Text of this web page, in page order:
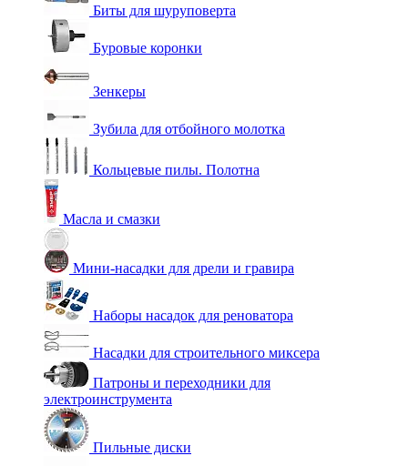
Биты для шуруповерта
Буровые коронки
Зенкеры
Зубила для отбойного молотка
Кольцевые пилы. Полотна
Масла и смазки
Мини-насадки для дрели и гравира
Наборы насадок для реноватора
Насадки для строительного миксера
Патроны и переходники для
электроинструмента
Пильные диски